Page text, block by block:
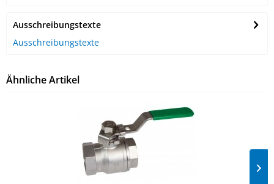
Ausschreibungstexte
Ausschreibungstexte
Ähnliche Artikel